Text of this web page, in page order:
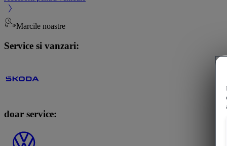
Marcile noastre
Service si vanzari:
doar service: